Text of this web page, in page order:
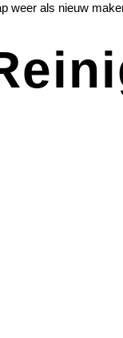
weer als nieuw